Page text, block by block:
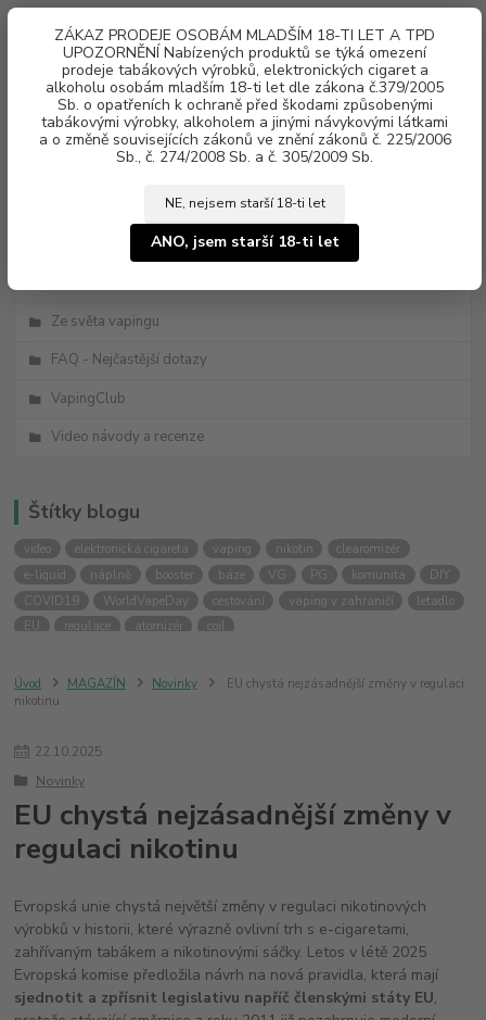
ZÁKAZ PRODEJE OSOBÁM MLADŠÍM 18-TI LET A TPD
UPOZORNĚNÍ Nabízených produktů se týká omezení
prodeje tabákových výrobků, elektronických cigaret a
alkoholu osobám mladším 18-ti let dle zákona č.379/2005
Sb. o opatřeních k ochraně před škodami způsobenými
tabákovými výrobky, alkoholem a jinými návykovými látkami
a o změně souvisejících zákonů ve znění zákonů č. 225/2006
Sb., č. 274/2008 Sb. a č. 305/2009 Sb.
NE, nejsem starší 18-ti let
ANO, jsem starší 18-ti let
Menu
za0 Kč
Ze světa vapingu
FAQ - Nejčastější dotazy
VapingClub
Video návody a recenze
Štítky blogu
video elektronická cigareta vaping nikotin
clearomizér
e-liquid
náplně booster báze VG PG komunita
DIY
COVID19
WorldVapeDay cestování vaping v zahraničí
letadlo
EU
regulace atomizér coil
Úvod MAGAZÍN Novinky
EU chystá nejzásadnější změny v regulaci
nikotinu
22.10.2025
Novinky
EU chystá nejzásadnější změny v
regulaci nikotinu
Evropská unie chystá největší změny v regulaci nikotinových
výrobků v historii, které výrazně ovlivní trh s e-cigaretami,
zahřívaným tabákem a nikotinovými sáčky. Letos v létě 2025
Evropská komise předložila návrh na nová pravidla, která mají
sjednotit a zpřísnit legislativu napříč členskými státy EU,